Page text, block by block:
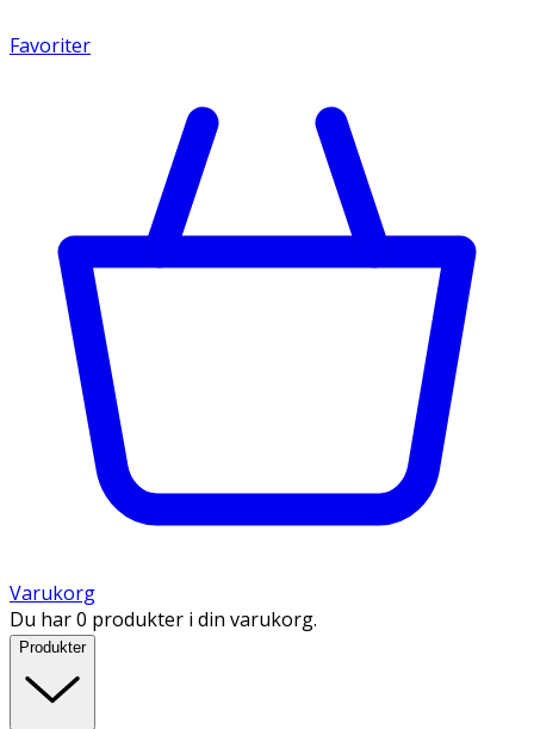
Favoriter
Varukorg
Du har 0 produkter i din varukorg.
Produkter